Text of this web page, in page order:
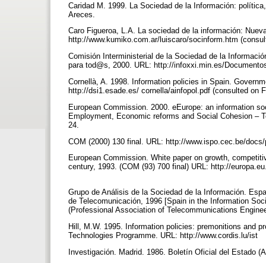
Caridad M. 1999. La Sociedad de la Información:
Areces.
Caro Figueroa, L.A. La sociedad de la información:
http://www.kumiko.com.ar/luiscaro/socinform.htm
Comisión Interministerial de la Sociedad de la
para tod@s, 2000. URL: http://infoxxi.min.es/
Cornellà, A. 1998. Information policies in Spain.
http://dsi1.esade.es/ cornella/ainfopol.pdf (consulted on
European Commission. 2000. eEurope: an information
Employment, Economic reforms and Social Cohesion –
24.
COM (2000) 130 final. URL: http://www.ispo.cec.be/
European Commission. White paper on growth,
century, 1993. (COM (93) 700 final) URL: http://
Grupo de Análisis de la Sociedad de la Información.
de Telecomunicación, 1996 [Spain in the Information
(Professional Association of Telecommunications
Hill, M.W. 1995. Information policies: premonitions and
Technologies Programme. URL: http://www.cordis.lu/ist
Investigación. Madrid. 1986. Boletín Oficial del Estado